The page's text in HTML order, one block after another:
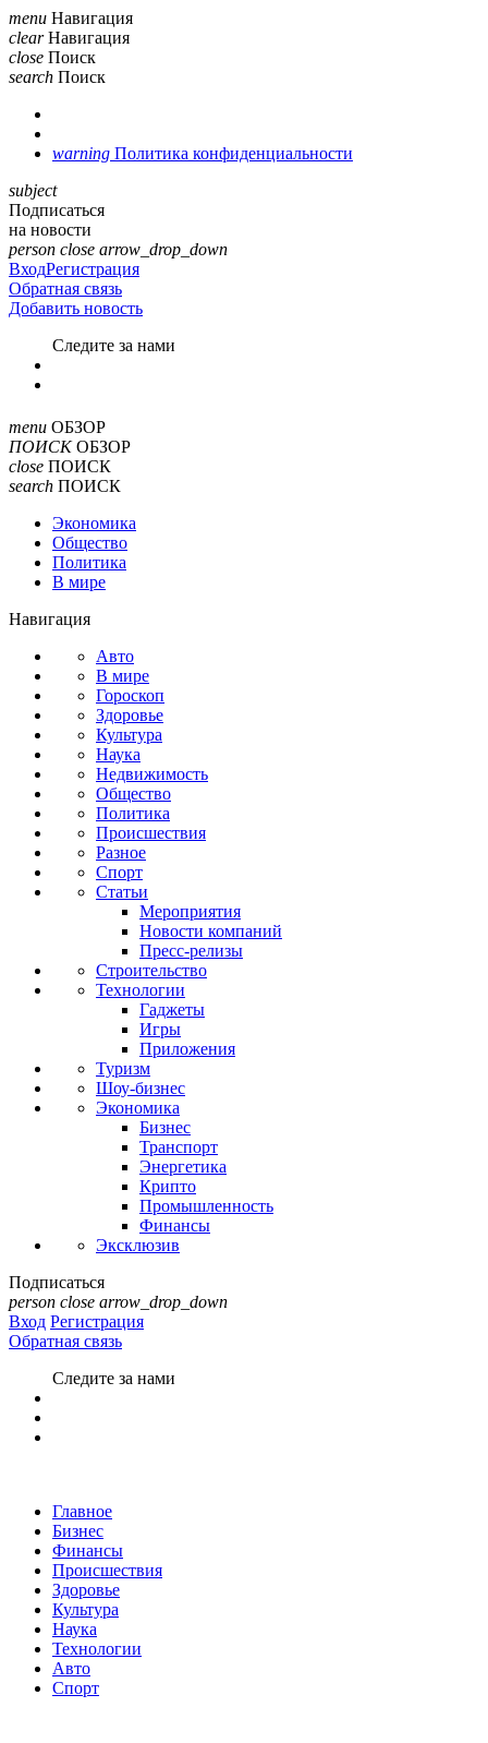
menu Навигация
clear Навигация
close Поиск
search Поиск
warning Политика конфиденциальности
subject
Подписаться
на новости
person close arrow_drop_down
ВходРегистрация
Обратная связь
Добавить новость
Cледите за нами
menu ОБЗОР
ПОИСК ОБЗОР
close ПОИСК
search ПОИСК
Экономика
Общество
Политика
В мире
Навигация
Авто
В мире
Гороскоп
Здоровье
Культура
Наука
Недвижимость
Общество
Политика
Происшествия
Разное
Спорт
Статьи
Мероприятия
Новости компаний
Пресс-релизы
Строительство
Технологии
Гаджеты
Игры
Приложения
Туризм
Шоу-бизнес
Экономика
Бизнес
Транспорт
Энергетика
Крипто
Промышленность
Финансы
Эксклюзив
Подписаться
person close arrow_drop_down
Вход Регистрация
Обратная связь
Следите за нами
Главное
Бизнес
Финансы
Происшествия
Здоровье
Культура
Наука
Технологии
Авто
Спорт